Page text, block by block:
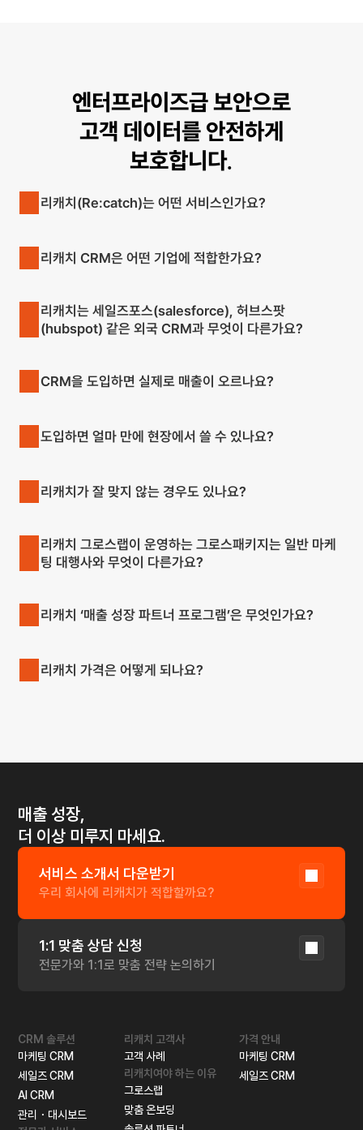
엔터프라이즈급 보안으로
고객 데이터를 안전하게
보호합니다.
리캐치(Re:catch)는 어떤 서비스인가요?
리캐치 CRM은 어떤 기업에 적합한가요?
리캐치는 세일즈포스(salesforce), 허브스팟
(hubspot) 같은 외국 CRM과 무엇이 다른가요?
CRM을 도입하면 실제로 매출이 오르나요?
도입하면 얼마 만에 현장에서 쓸 수 있나요?
리캐치가 잘 맞지 않는 경우도 있나요?
리캐치 그로스랩이 운영하는 그로스패키지는 일반 마케
팅 대행사와 무엇이 다른가요?
리캐치 ‘매출 성장 파트너 프로그램’은 무엇인가요?
리캐치 가격은 어떻게 되나요?
매출 성장,
더 이상 미루지 마세요.
서비스 소개서 다운받기
우리 회사에 리캐치가 적합할까요?
1:1 맞춤 상담 신청
전문가와 1:1로 맞춤 전략 논의하기
CRM 솔루션
마케팅 CRM
세일즈 CRM
AI CRM
관리・대시보드
리캐치 고객사
고객 사례
리캐치여야 하는 이유
그로스랩
맞춤 온보딩
가격 안내
마케팅 CRM
세일즈 CRM